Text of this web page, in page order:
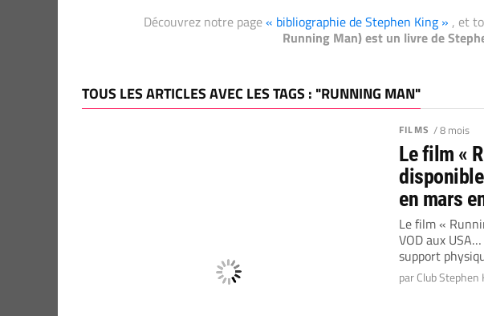
Découvrez notre page« bibliographie de Stephen King » , et
Running Man) est un livre de
TOUS LES ARTICLES AVEC LES TAGS : "RUNNING MAN"
FILMS / 8 mois
Le film «
en mars
Le film «
VOD aux
support
par Club Stephen